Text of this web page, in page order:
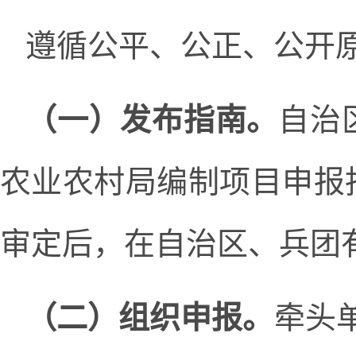
遵循公平、公正、公开
（一）发布指南。
自治
农业农村局编制项目申
审定后，在自治区、兵
（二）组织申报。 牵头